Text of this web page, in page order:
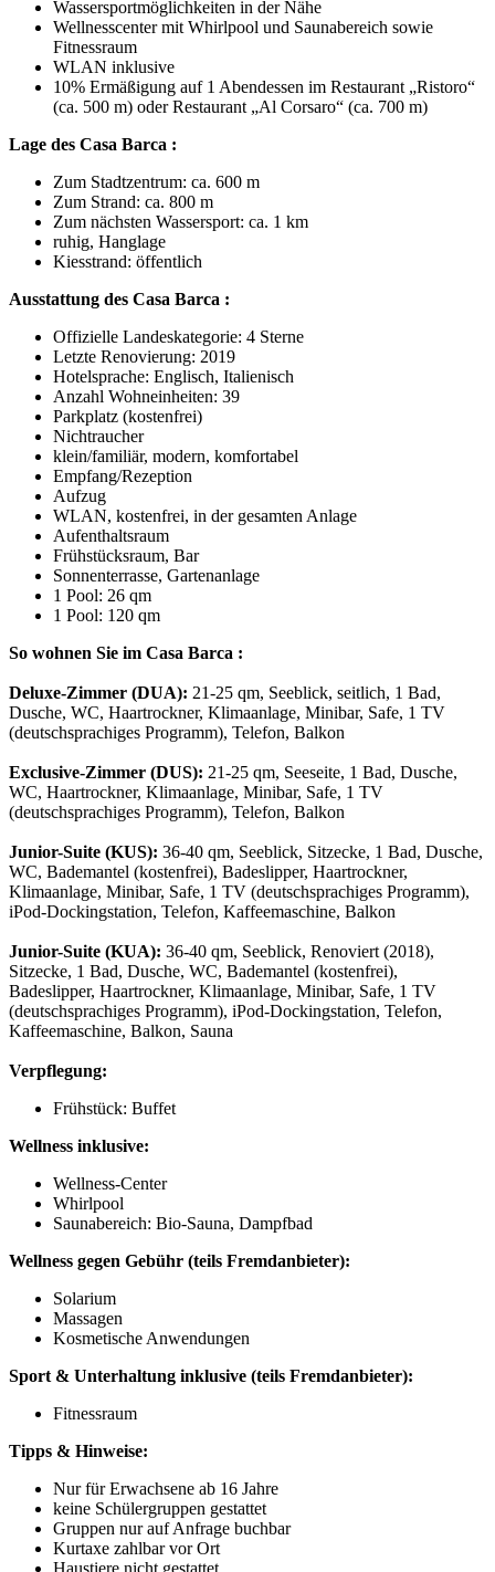
Wassersportmöglichkeiten in der Nähe
Wellnesscenter mit Whirlpool und Saunabereich sowie
Fitnessraum
WLAN inklusive
10% Ermäßigung auf 1 Abendessen im Restaurant „Ristoro“
(ca. 500 m) oder Restaurant „Al Corsaro“ (ca. 700 m)
Lage des Casa Barca :
Zum Stadtzentrum: ca. 600 m
Zum Strand: ca. 800 m
Zum nächsten Wassersport: ca. 1 km
ruhig, Hanglage
Kiesstrand: öffentlich
Ausstattung des Casa Barca :
Offizielle Landeskategorie: 4 Sterne
Letzte Renovierung: 2019
Hotelsprache: Englisch, Italienisch
Anzahl Wohneinheiten: 39
Parkplatz (kostenfrei)
Nichtraucher
klein/familiär, modern, komfortabel
Empfang/Rezeption
Aufzug
WLAN, kostenfrei, in der gesamten Anlage
Aufenthaltsraum
Frühstücksraum, Bar
Sonnenterrasse, Gartenanlage
1 Pool: 26 qm
1 Pool: 120 qm
So wohnen Sie im Casa Barca :
Deluxe-Zimmer (DUA): 21-25 qm, Seeblick, seitlich, 1 Bad,
Dusche, WC, Haartrockner, Klimaanlage, Minibar, Safe, 1 TV
(deutschsprachiges Programm), Telefon, Balkon
Exclusive-Zimmer (DUS): 21-25 qm, Seeseite, 1 Bad, Dusche,
WC, Haartrockner, Klimaanlage, Minibar, Safe, 1 TV
(deutschsprachiges Programm), Telefon, Balkon
Junior-Suite (KUS): 36-40 qm, Seeblick, Sitzecke, 1 Bad, Dusche,
WC, Bademantel (kostenfrei), Badeslipper, Haartrockner,
Klimaanlage, Minibar, Safe, 1 TV (deutschsprachiges Programm),
iPod-Dockingstation, Telefon, Kaffeemaschine, Balkon
Junior-Suite (KUA): 36-40 qm, Seeblick, Renoviert (2018),
Sitzecke, 1 Bad, Dusche, WC, Bademantel (kostenfrei),
Badeslipper, Haartrockner, Klimaanlage, Minibar, Safe, 1 TV
(deutschsprachiges Programm), iPod-Dockingstation, Telefon,
Kaffeemaschine, Balkon, Sauna
Verpflegung:
Frühstück: Buffet
Wellness inklusive:
Wellness-Center
Whirlpool
Saunabereich: Bio-Sauna, Dampfbad
Wellness gegen Gebühr (teils Fremdanbieter):
Solarium
Massagen
Kosmetische Anwendungen
Sport & Unterhaltung inklusive (teils Fremdanbieter):
Fitnessraum
Tipps & Hinweise:
Nur für Erwachsene ab 16 Jahre
keine Schülergruppen gestattet
Gruppen nur auf Anfrage buchbar
Kurtaxe zahlbar vor Ort